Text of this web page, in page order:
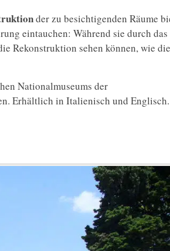
der zu besichtigenden Räume
eintauchen: Während sie durch das
Rekonstruktion sehen können, wie
Nationalmuseums der
Erhältlich in Italienisch und Englisch.